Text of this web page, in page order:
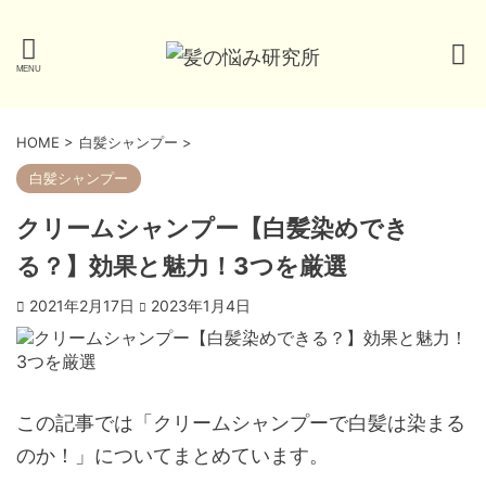
HOME > 白髪シャンプー >
白髪シャンプー
クリームシャンプー【白髪染めでき
る？】効果と魅力！3つを厳選
2021年2月17日 2023年1月4日
この記事では「クリームシャンプーで白髪は染まる
のか！」についてまとめています。